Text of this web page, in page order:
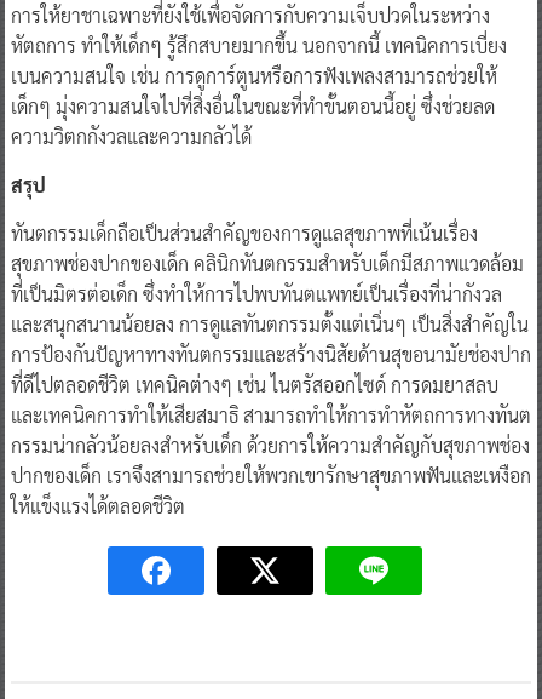
การให้ยาชาเฉพาะที่ยังใช้เพื่อจัดการกับความเจ็บปวดในระหว่าง
หัตถการ ทำให้เด็กๆ รู้สึกสบายมากขึ้น นอกจากนี้ เทคนิคการเบี่ยง
เบนความสนใจ เช่น การดูการ์ตูนหรือการฟังเพลงสามารถช่วยให้
เด็กๆ มุ่งความสนใจไปที่สิ่งอื่นในขณะที่ทำขั้นตอนนี้อยู่ ซึ่งช่วยลด
ความวิตกกังวลและความกลัวได้
สรุป
ทันตกรรมเด็กถือเป็นส่วนสำคัญของการดูแลสุขภาพที่เน้นเรื่อง
สุขภาพช่องปากของเด็ก คลินิกทันตกรรมสำหรับเด็กมีสภาพแวดล้อม
ที่เป็นมิตรต่อเด็ก ซึ่งทำให้การไปพบทันตแพทย์เป็นเรื่องที่น่ากังวล
และสนุกสนานน้อยลง การดูแลทันตกรรมตั้งแต่เนิ่นๆ เป็นสิ่งสำคัญใน
การป้องกันปัญหาทางทันตกรรมและสร้างนิสัยด้านสุขอนามัยช่องปาก
ที่ดีไปตลอดชีวิต เทคนิคต่างๆ เช่น ไนตรัสออกไซด์ การดมยาสลบ
และเทคนิคการทำให้เสียสมาธิ สามารถทำให้การทำหัตถการทางทันต
กรรมน่ากลัวน้อยลงสำหรับเด็ก ด้วยการให้ความสำคัญกับสุขภาพช่อง
ปากของเด็ก เราจึงสามารถช่วยให้พวกเขารักษาสุขภาพฟันและเหงือก
ให้แข็งแรงได้ตลอดชีวิต